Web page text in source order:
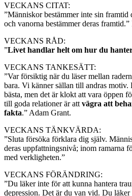
VECKANS CITAT:
”Människor bestämmer inte sin framtid
och vanorna bestämmer deras
VECKANS RÅD:
”Livet handlar helt om hur du
VECKANS TANKESÄTT:
”Var försiktig när du läser mellan
bara. Vi känner sällan till andras motiv.
bästa, men det är klokt att vara öppen
till goda relationer är att vägra att
fakta.” Adam Grant.
VECKANS TÄNKVÄRDA:
”Sluta försöka förklara dig själv.
deras uppfattningsnivå; inom ramarna
med verkligheten.”
VECKANS FÖRÄNDRING:
”Du läker inte för att kunna hantera
depression. Det är du van vid. Du